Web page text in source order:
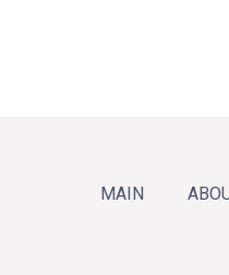
MAIN